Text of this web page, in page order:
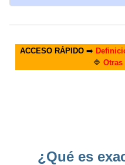
ACCESO RÁPIDO➡️
🔷 Otras
¿Qué es